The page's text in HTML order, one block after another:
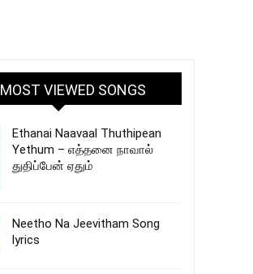
MOST VIEWED SONGS
Ethanai Naavaal Thuthipean
Yethum – எத்தனை நாவால்
துதிப்பேன் ஏதும்
Neetho Na Jeevitham Song
lyrics